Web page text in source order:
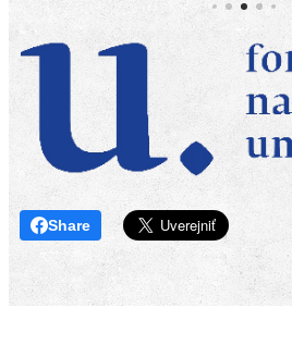
Share